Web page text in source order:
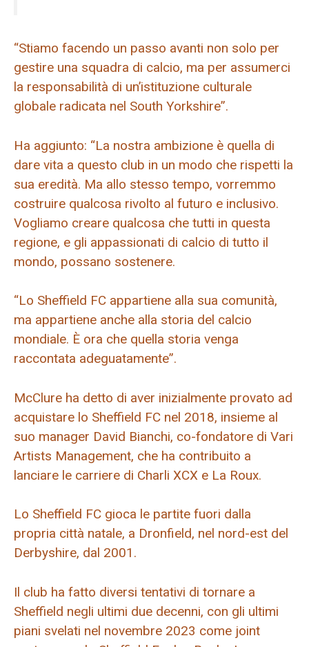
“Stiamo facendo un passo avanti non solo per
gestire una squadra di calcio, ma per assumerci
la responsabilità di un’istituzione culturale
globale radicata nel South Yorkshire”.
Ha aggiunto: “La nostra ambizione è quella di
dare vita a questo club in un modo che rispetti la
sua eredità. Ma allo stesso tempo, vorremmo
costruire qualcosa rivolto al futuro e inclusivo.
Vogliamo creare qualcosa che tutti in questa
regione, e gli appassionati di calcio di tutto il
mondo, possano sostenere.
“Lo Sheffield FC appartiene alla sua comunità,
ma appartiene anche alla storia del calcio
mondiale. È ora che quella storia venga
raccontata adeguatamente”.
McClure ha detto di aver inizialmente provato ad
acquistare lo Sheffield FC nel 2018, insieme al
suo manager David Bianchi, co-fondatore di Vari
Artists Management, che ha contribuito a
lanciare le carriere di Charli XCX e La Roux.
Lo Sheffield FC gioca le partite fuori dalla
propria città natale, a Dronfield, nel nord-est del
Derbyshire, dal 2001.
Il club ha fatto diversi tentativi di tornare a
Sheffield negli ultimi due decenni, con gli ultimi
piani svelati nel novembre 2023 come joint